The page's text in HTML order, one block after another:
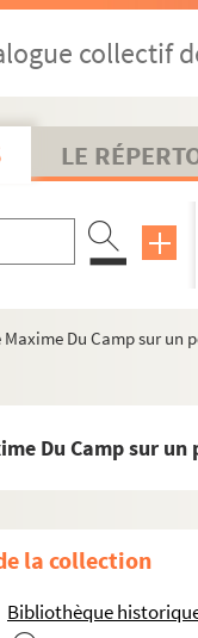
collectif
LE
Maxime Du Camp sur
Du Camp sur
la collection
Bibliothèque